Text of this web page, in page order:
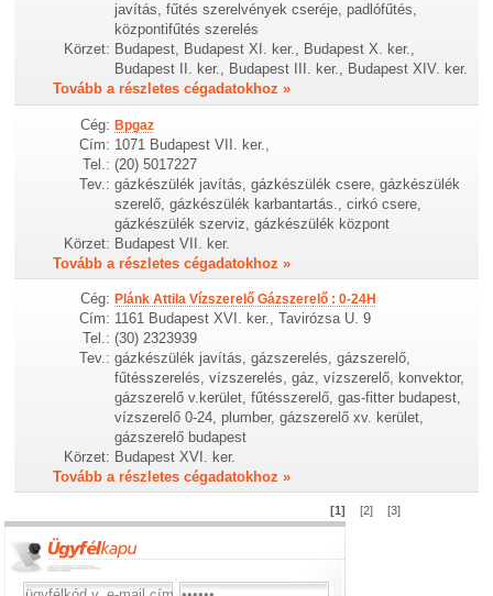
javítás, fűtés szerelvények cseréje, padlófűtés,
központifűtés szerelés
Körzet: Budapest, Budapest XI. ker., Budapest X. ker.,
Budapest II. ker., Budapest III. ker., Budapest XIV. ker.
Tovább a részletes cégadatokhoz »
Cég: Bpgaz
Cím: 1071 Budapest VII. ker.,
Tel.: (20) 5017227
Tev.: gázkészülék javítás, gázkészülék csere, gázkészülék
szerelő, gázkészülék karbantartás., cirkó csere,
gázkészülék szerviz, gázkészülék központ
Körzet: Budapest VII. ker.
Tovább a részletes cégadatokhoz »
Cég: Plánk Attila Vízszerelő Gázszerelő : 0-24H
Cím: 1161 Budapest XVI. ker., Tavirózsa U. 9
Tel.: (30) 2323939
Tev.: gázkészülék javítás, gázszerelés, gázszerelő,
fűtésszerelés, vízszerelés, gáz, vízszerelő, konvektor,
gázszerelő v.kerület, fűtésszerelő, gas-fitter budapest,
vízszerelő 0-24, plumber, gázszerelő xv. kerület,
gázszerelő budapest
Körzet: Budapest XVI. ker.
Tovább a részletes cégadatokhoz »
[1] [2] [3]